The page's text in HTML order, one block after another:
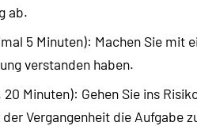
ab.
5 Minuten): Machen Sie mit
verstanden haben.
20 Minuten): Gehen Sie ins
Vergangenheit die Aufgabe